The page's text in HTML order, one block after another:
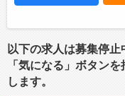
・分か
・清掃後
ごせる
以下の求人は募集停止
「気になる」ボタン
します。